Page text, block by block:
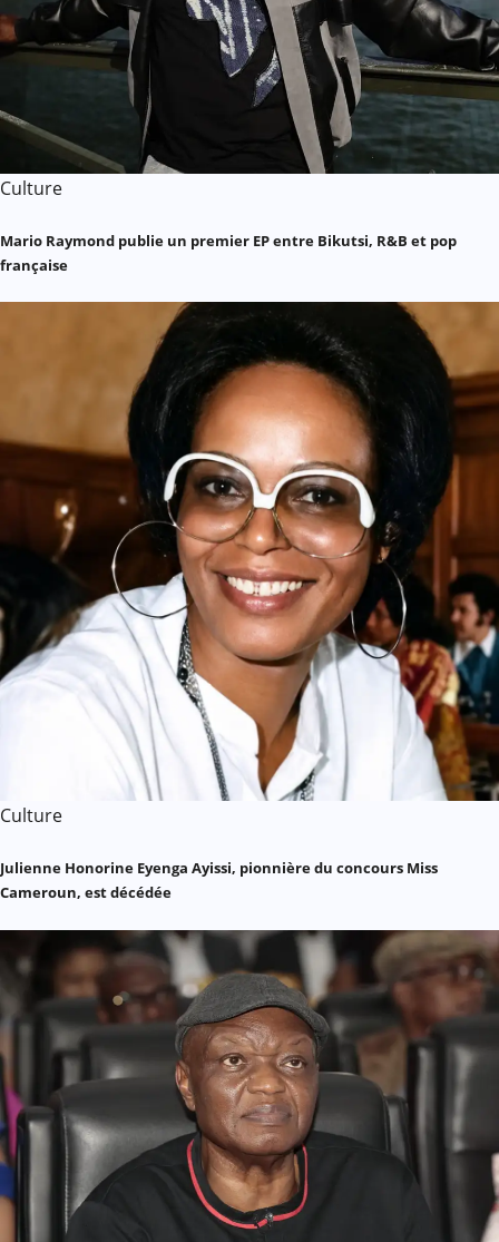
Culture
Mario Raymond publie un premier EP entre Bikutsi, R&B et pop
française
Culture
Julienne Honorine Eyenga Ayissi, pionnière du concours Miss
Cameroun, est décédée